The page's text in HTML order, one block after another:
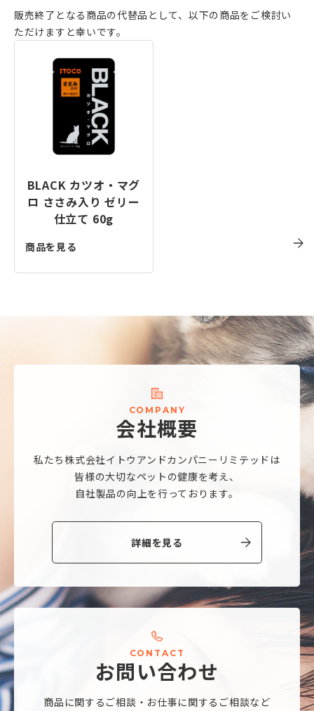
販売終了となる商品の代替品として、以下の商品をご検討い
ただけますと幸いです。
BLACK カツオ・マグ
ロ ささみ入り ゼリー
仕立て 60g
商品を見る
CO M P AN Y
会社概要
私たち株式会社イトウアンドカンパニーリミテッドは
皆様の大切なペットの健康を考え、
自社製品の向上を行っております。
詳細を見る
CO N T A C T
お問い合わせ
商品に関するご相談・ お仕事に関するご相談など